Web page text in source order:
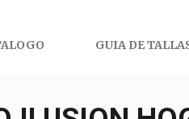
GUIA DE